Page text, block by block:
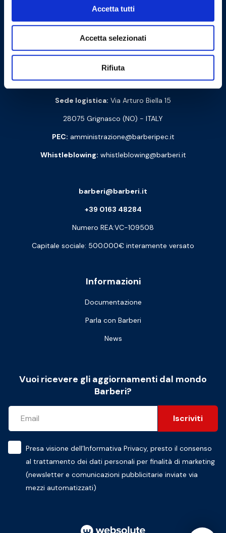
Accetta tutti
Accetta selezionati
Rifiuta
Barberi Rubinetterie Industriali S.r.l. a socio unico
Cod. Fisc. e P. IVA: 00252070024
Sede logistica: Via Arturo Biella 15
28075 Grignasco (NO) - ITALY
PEC: amministrazione@barberipec.it
Whistleblowing: whistleblowing@barberi.it
Informazioni
Documentazione
Parla con Barberi
News
barberi@barberi.it
+39 0163 48284
Numero REA:VC-109508
Capitale sociale: 500.000€ interamente versato
Vuoi ricevere gli aggiornamenti dal mondo
Barberi?
Iscriviti
Presa visione dell’Informativa Privacy, presto il consenso
al trattamento dei dati personali per finalità di marketing
(newsletter e comunicazioni pubblicitarie inviate via
mezzi automatizzati)